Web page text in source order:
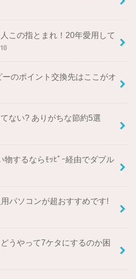
この指とまれ！20年愛用して
ーのポイント交換先はここがオ
ない? ありがちな節約5選
するならﾓｯﾋﾟｰ経由でダブル
パソコンが超おすすめです!
うやって7ケタにするのか困